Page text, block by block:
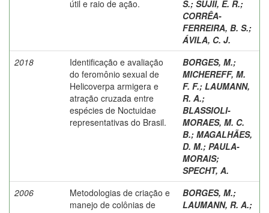
útil e raio de ação. S.; SUJII, E. R.;
CORRÊA-
FERREIRA, B. S.;
ÁVILA, C. J.
2018
Identificação e avaliação
do feromônio sexual de
Helicoverpa armigera e
atração cruzada entre
espécies de Noctuidae
representativas do Brasil.
BORGES, M.;
MICHEREFF, M.
F. F.; LAUMANN,
R. A.;
BLASSIOLI-
MORAES, M. C.
B.; MAGALHÃES,
D. M.; PAULA-
MORAIS;
SPECHT, A.
2006
Metodologias de criação e
manejo de colônias de
BORGES, M.;
LAUMANN, R. A.;